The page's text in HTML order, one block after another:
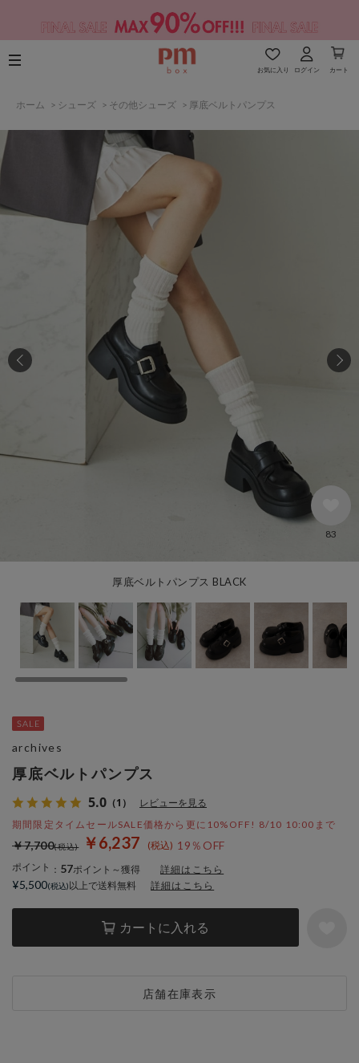
お気に入り ログイン カート
ホーム > シューズ > その他シューズ > 厚底ベルトパンプス
厚底ベルトパンプス BLACK
83
厚底ベルトパンプス
5.0 （1） レビューを見る
期間限定タイムセールSALE価格から更に10%OFF! 8/10 10:00まで
￥6,237 19％OFF
￥7,700
ポイント ： 57ポイント～獲得 詳細はこちら
カートに入れる
店舗在庫表示
archives
¥5,500 以上で送料無料 詳細はこちら